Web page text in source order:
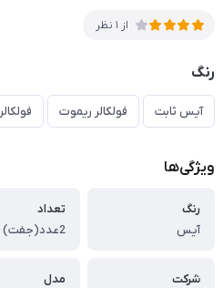
از 1 نظر
رنگ
آیس ثابت فولکالر ریموت
ویژگی‌ها
رنگ
آیس
تعداد
2عدد(جفت)
شرکت
مدل